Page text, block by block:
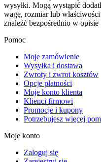
wysyłki. Mogą wystąpić
wagę, rozmiar lub
znaleźć bezpośrednio w opisie
Pomoc
Moje zamówienie
Wysyłka i dostawa
Zwroty i zwrot kosztów
Opcje płatności
Moje konto klienta
Klienci firmowi
Promocje i kupony
Potrzebujesz więcej
Moje konto
Zaloguj się